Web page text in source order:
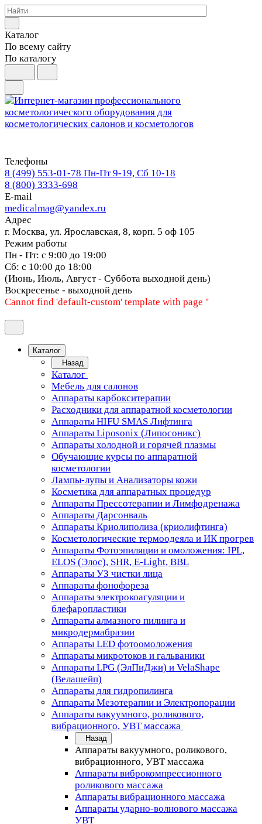
Каталог
По всему сайту
По каталогу
Телефоны
8 (499) 553-01-78 Пн-Пт 9-19, Сб 10-18
8 (800) 3333-698
E-mail
medicalmag@yandex.ru
Адрес
г. Москва, ул. Ярославская, 8, корп. 5 оф 105
Режим работы
Пн - Пт: с 9:00 до 19:00
Сб: с 10:00 до 18:00
(Июнь, Июль, Август - Суббота выходной день)
Воскресенье - выходной день
Cannot find 'default-custom' template with page ''
Каталог
Назад
Каталог
Мебель для салонов
Аппараты карбокситерапии
Расходники для аппаратной косметологии
Аппараты HIFU SMAS Лифтинга
Аппараты Liposonix (Липосоникс)
Аппараты холодной и горячей плазмы
Обучающие курсы по аппаратной
косметологии
Лампы-лупы и Анализаторы кожи
Косметика для аппаратных процедур
Аппараты Прессотерапии и Лимфодренажа
Аппараты Дарсонваль
Аппараты Криолиполиза (криолифтинга)
Косметологические термоодеяла и ИК прогрев
Аппараты Фотоэпиляции и омоложения: IPL,
ELOS (Элос), SHR, E-Light, BBL
Аппараты УЗ чистки лица
Аппараты фонофореза
Аппараты электрокоагуляции и
блефаропластики
Аппараты алмазного пилинга и
микродермабразии
Аппараты LED фотоомоложения
Аппараты микротоков и гальваники
Аппараты LPG (ЭлПиДжи) и VelaShape
(Велашейп)
Аппараты для гидропилинга
Аппараты Мезотерапии и Электропорации
Аппараты вакуумного, роликового,
вибрационного, УВТ массажа
Назад
Аппараты вакуумного, роликового,
вибрационного, УВТ массажа
Аппараты виброкомпрессионного
роликового массажа
Аппараты вибрационного массажа
Аппараты ударно-волнового массажа
УВТ